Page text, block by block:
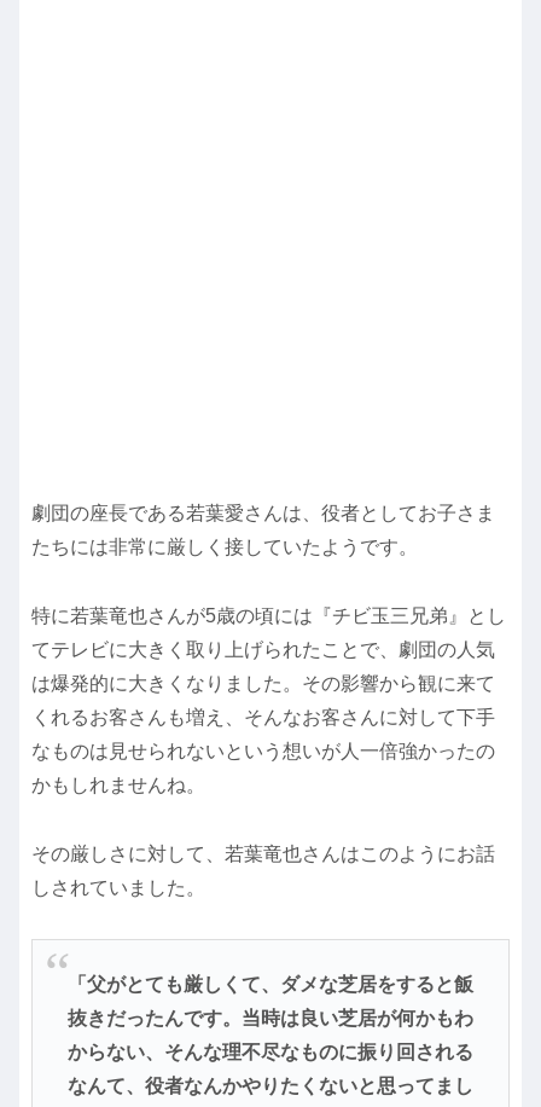
劇団の座長である若葉愛さんは、役者としてお子さま
たちには非常に厳しく接していたようです。
特に若葉竜也さんが5歳の頃には『チビ玉三兄弟』とし
てテレビに大きく取り上げられたことで、劇団の人気
は爆発的に大きくなりました。その影響から観に来て
くれるお客さんも増え、そんなお客さんに対して下手
なものは見せられないという想いが人一倍強かったの
かもしれませんね。
その厳しさに対して、若葉竜也さんはこのようにお話
しされていました。
「父がとても厳しくて、ダメな芝居をすると飯
抜きだったんです。当時は良い芝居が何かもわ
からない、そんな理不尽なものに振り回される
なんて、役者なんかやりたくないと思ってまし